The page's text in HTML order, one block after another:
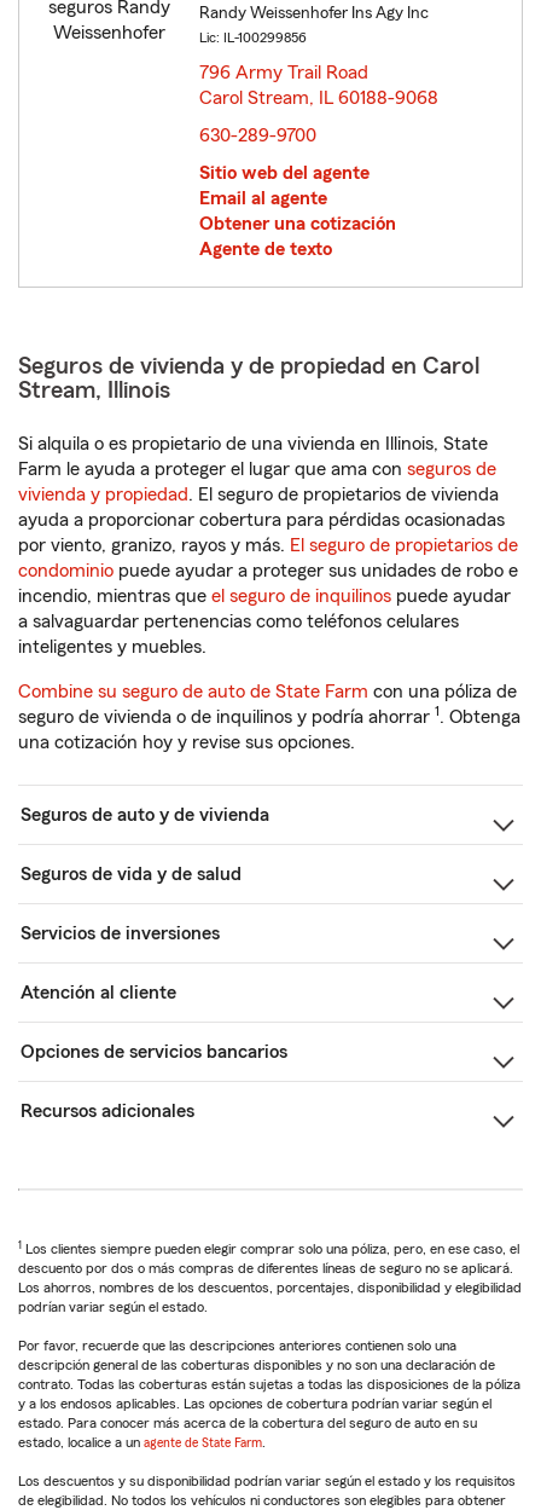
Randy Weissenhofer Ins Agy Inc
Lic: IL-100299856
796 Army Trail Road
Carol Stream, IL 60188-9068
630-289-9700
Sitio web del agente
Email al agente
Obtener una cotización
Agente de texto
Seguros de vivienda y de propiedad en Carol
Stream, Illinois
Si alquila o es propietario de una vivienda en Illinois, State
Farm le ayuda a proteger el lugar que ama con seguros de
vivienda y propiedad. El seguro de propietarios de vivienda
ayuda a proporcionar cobertura para pérdidas ocasionadas
por viento, granizo, rayos y más. El seguro de propietarios de
condominio puede ayudar a proteger sus unidades de robo e
incendio, mientras que el seguro de inquilinos puede ayudar
a salvaguardar pertenencias como teléfonos celulares
inteligentes y muebles.
Combine su seguro de auto de State Farm con una póliza de
seguro de vivienda o de inquilinos y podría ahorrar 1. Obtenga
una cotización hoy y revise sus opciones.
Seguros de auto y de vivienda
Seguros de vida y de salud
Servicios de inversiones
Atención al cliente
Opciones de servicios bancarios
Recursos adicionales
1 Los clientes siempre pueden elegir comprar solo una póliza, pero, en ese caso, el
descuento por dos o más compras de diferentes líneas de seguro no se aplicará.
Los ahorros, nombres de los descuentos, porcentajes, disponibilidad y elegibilidad
podrían variar según el estado.
Por favor, recuerde que las descripciones anteriores contienen solo una
descripción general de las coberturas disponibles y no son una declaración de
contrato. Todas las coberturas están sujetas a todas las disposiciones de la póliza
y a los endosos aplicables. Las opciones de cobertura podrían variar según el
estado. Para conocer más acerca de la cobertura del seguro de auto en su
estado, localice a un agente de State Farm
Los descuentos y su disponibilidad podrían variar según el estado y los requisitos
de elegibilidad. No todos los vehículos ni conductores son elegibles para obtener